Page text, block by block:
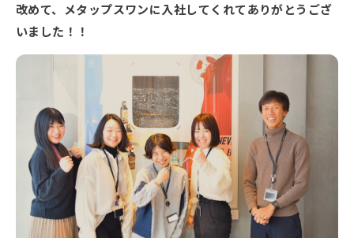
改めて、メタップスワンに入社してくれてありがとうござ
いました！！